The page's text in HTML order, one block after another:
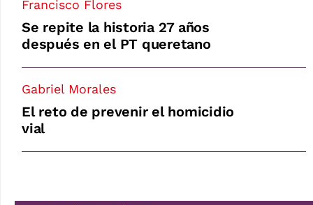
Francisco Flores
Se repite la historia 27 años
después en el PT queretano
Gabriel Morales
El reto de prevenir el homicidio
vial